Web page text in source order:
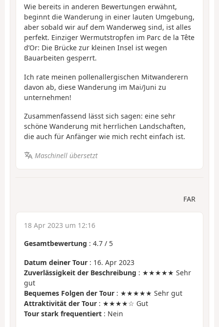
Wie bereits in anderen Bewertungen erwähnt,
beginnt die Wanderung in einer lauten Umgebung,
aber sobald wir auf dem Wanderweg sind, ist alles
perfekt. Einziger Wermutstropfen im Parc de la Tête
d’Or: Die Brücke zur kleinen Insel ist wegen
Bauarbeiten gesperrt.
Ich rate meinen pollenallergischen Mitwanderern
davon ab, diese Wanderung im Mai/Juni zu
unternehmen!
Zusammenfassend lässt sich sagen: eine sehr
schöne Wanderung mit herrlichen Landschaften,
die auch für Anfänger wie mich recht einfach ist.
Maschinell übersetzt
FAR
18 Apr 2023 um 12:16
Gesamtbewertung : 4.7 / 5
Datum deiner Tour : 16. Apr 2023
Zuverlässigkeit der Beschreibung : ★★★★★ Sehr
gut
Bequemes Folgen der Tour : ★★★★★ Sehr gut
Attraktivität der Tour : ★★★★☆ Gut
Tour stark frequentiert : Nein